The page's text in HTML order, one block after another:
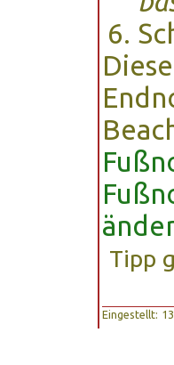
Tipp
Eingestellt: